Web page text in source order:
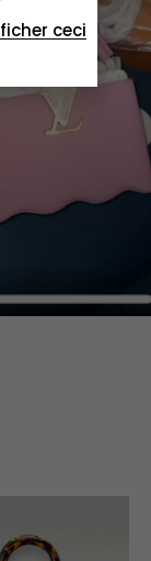
ceci